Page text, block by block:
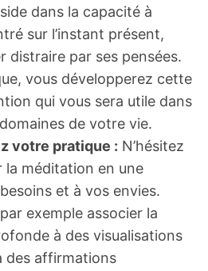
dans la capacité à
sur l’instant présent,
distraire par ses pensées.
vous développerez cette
qui vous sera utile dans
de votre vie.
votre pratique : N’hésitez
la méditation en une
et à vos envies.
exemple associer la
à des visualisations
des affirmations